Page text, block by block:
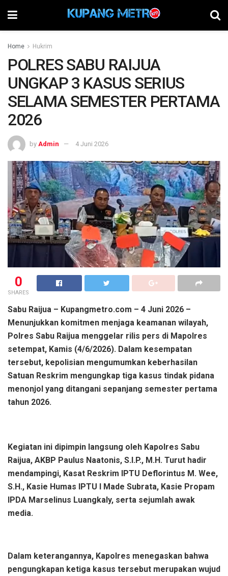
Home Hukrim
POLRES SABU RAIJUA
UNGKAP 3 KASUS SERIUS
SELAMA SEMESTER PERTAMA
2026
by Admin 4 Juni 2026
0
SHARES
Sabu Raijua – Kupangmetro.com – 4 Juni 2026 –
Menunjukkan komitmen menjaga keamanan wilayah,
Polres Sabu Raijua menggelar rilis pers di Mapolres
setempat, Kamis (4/6/2026). Dalam kesempatan
tersebut, kepolisian mengumumkan keberhasilan
Satuan Reskrim mengungkap tiga kasus tindak pidana
menonjol yang ditangani sepanjang semester pertama
tahun 2026.
Kegiatan ini dipimpin langsung oleh Kapolres Sabu
Raijua, AKBP Paulus Naatonis, S.I.P., M.H. Turut hadir
mendampingi, Kasat Reskrim IPTU Deflorintus M. Wee,
S.H., Kasie Humas IPTU I Made Subrata, Kasie Propam
IPDA Marselinus Luangkaly, serta sejumlah awak
media.
Dalam keterangannya, Kapolres menegaskan bahwa
pengungkapan ketiga kasus tersebut merupakan wujud